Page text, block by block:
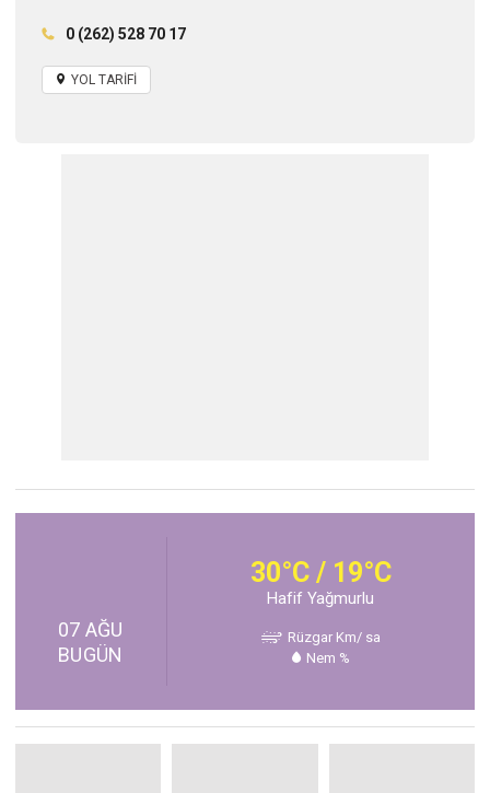
0 (262) 528 70 17
YOL TARİFİ
07 AĞU
BUGÜN
30°C / 19°C
Hafif Yağmurlu
Rüzgar Km/ sa
Nem %